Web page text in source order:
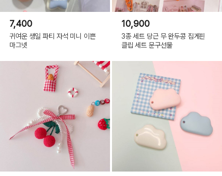
7,400
귀여운 생일 파티 자석 미니 이쁜
마그넷
10,900
3종 세트 당근 무 완두콩 집게핀
클립 세트 문구선물